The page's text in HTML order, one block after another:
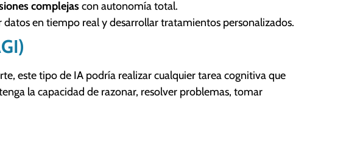
complejas con autonomía total.
datos en tiempo real y desarrollar tratamientos personalizados.
este tipo de IA podría realizar cualquier tarea cognitiva que
la capacidad de razonar, resolver problemas, tomar